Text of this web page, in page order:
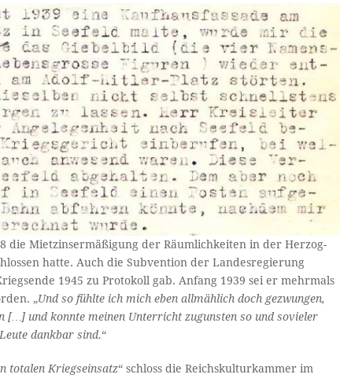
die Mietzinsermäßigung der Räumlichkeiten in der Herzog-
hatte. Auch die Subvention der Landesregierung
1945 zu Protokoll gab. Anfang 1939 sei er mehrmals
„Und so fühlte ich mich eben allmählich doch gezwungen,
[…] und konnte meinen Unterricht zugunsten so und sovieler
dankbar sind.“
totalen Kriegseinsatz“ schloss die Reichskulturkammer im